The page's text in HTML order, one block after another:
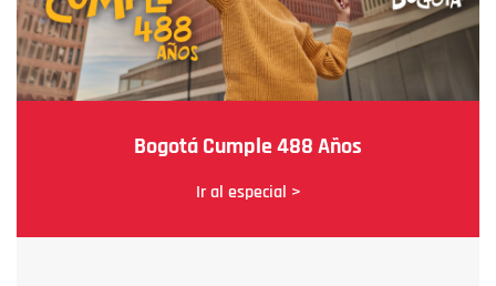
Bogotá Cumple 488 Años
Ir al especial >